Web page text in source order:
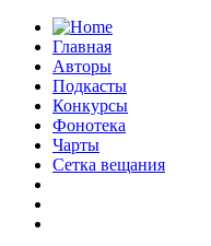
Главная
Авторы
Подкасты
Конкурсы
Фонотека
Чарты
Сетка вещания